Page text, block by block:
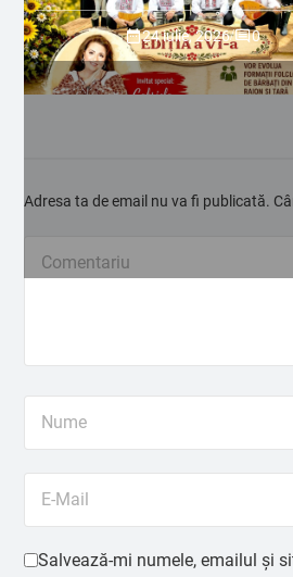
24 iulie, 2026/ 0
Adresa ta de email nu va fi publicată.
Salvează-mi numele, emailul și